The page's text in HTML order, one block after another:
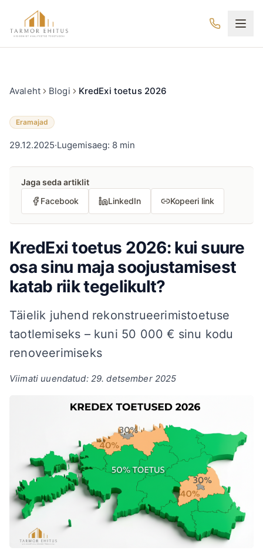
Hüppa põhisisu juurde
Tarmor Ehitus
Avaleht Blogi KredExi toetus 2026
Eramajad
29.12.2025·Lugemisaeg: 8 min
Jaga seda artiklit
Facebook
LinkedIn Kopeeri link
KredExi toetus 2026: kui suure
osa sinu maja soojustamisest
katab riik tegelikult?
Täielik juhend rekonstrueerimistoetuse
taotlemiseks – kuni 50 000 € sinu kodu
renoveerimiseks
Viimati uuendatud: 29. detsember 2025